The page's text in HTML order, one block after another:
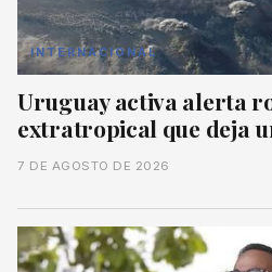
INTERNACIONAL
Uruguay activa alerta
extratropical que deja
7 DE AGOSTO DE 2026